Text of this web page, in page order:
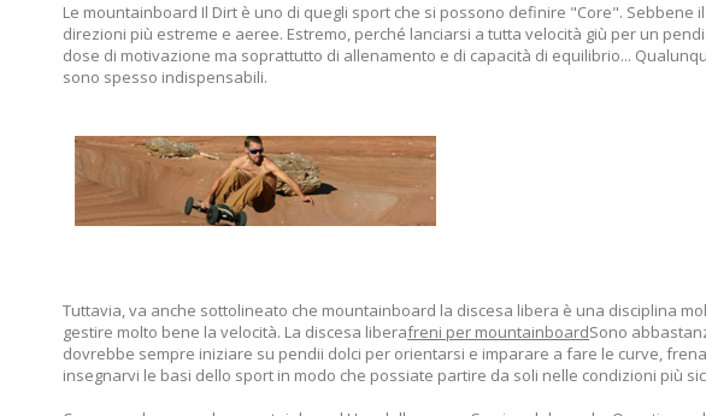
Le mountainboard Il Dirt è uno di quegli sport che si possono definire "Core".
direzioni più estreme e aeree. Estremo, perché lanciarsi a tutta velocità giù per un
dose di motivazione ma soprattutto di allenamento e di capacità di equilibrio...
sono spesso indispensabili.
Tuttavia, va anche sottolineato che mountainboard la discesa libera è una disciplina
gestire molto bene la velocità. La discesa liberafreni per mountainboardSono
dovrebbe sempre iniziare su pendii dolci per orientarsi e imparare a fare le curve,
insegnarvi le basi dello sport in modo che possiate partire da soli nelle condizioni più